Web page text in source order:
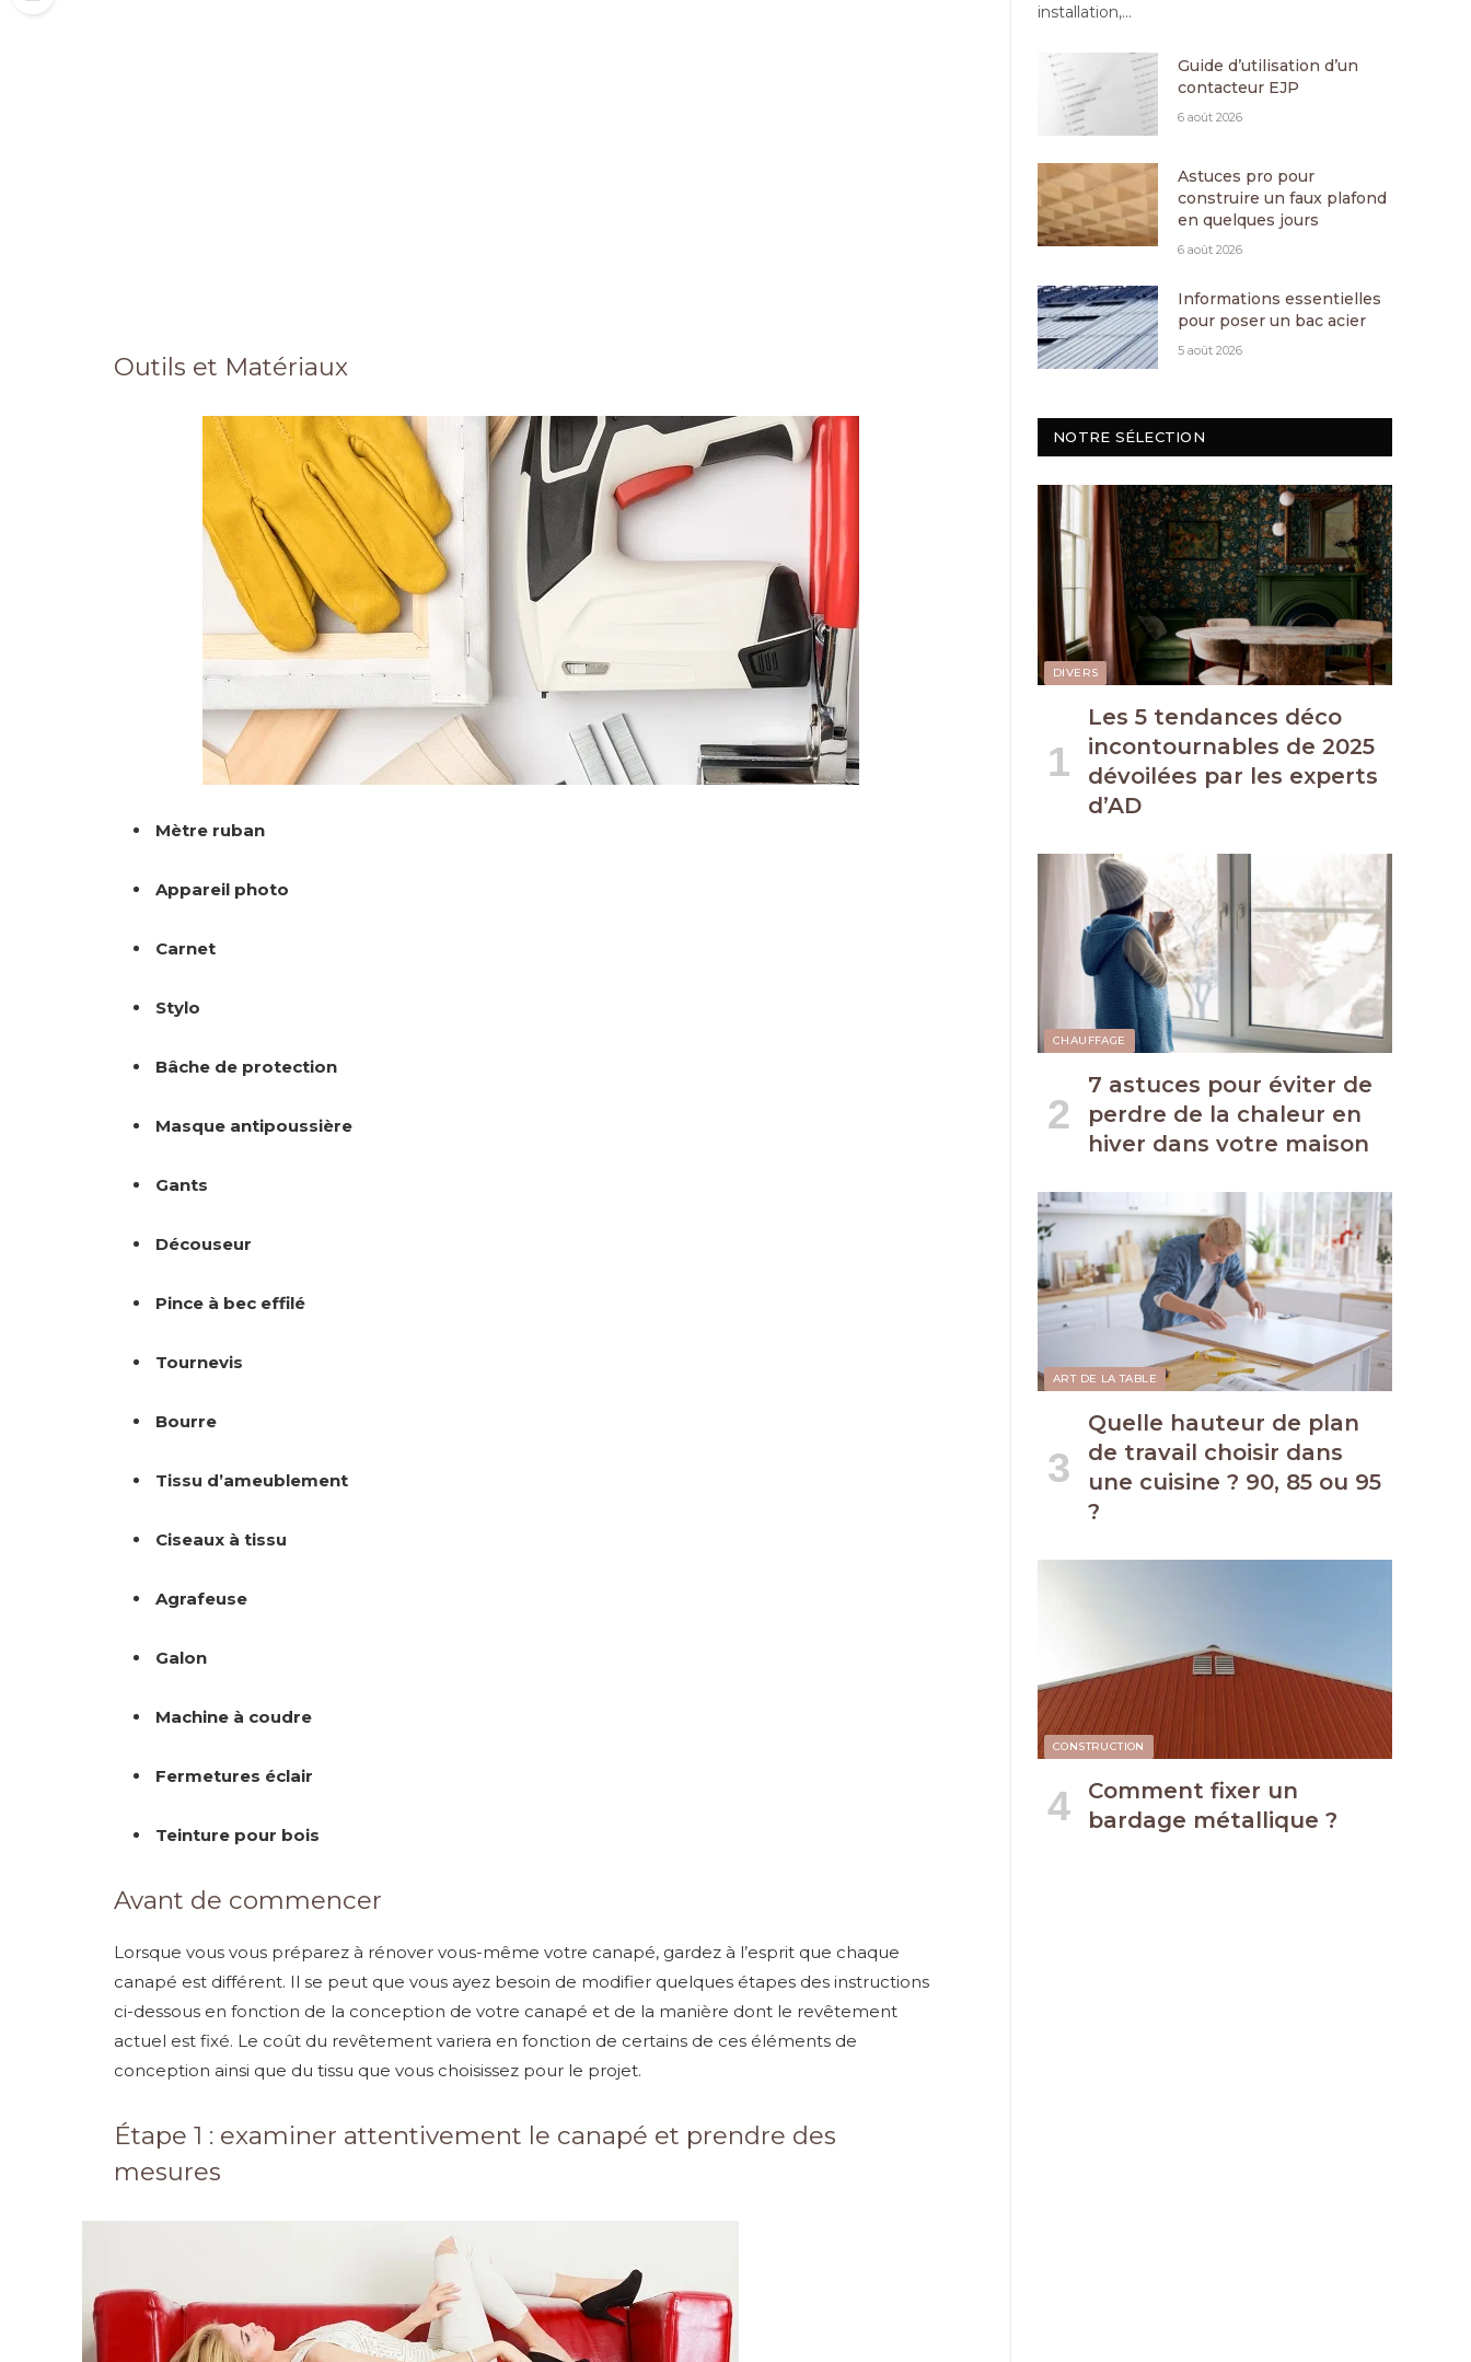
Outils et Matériaux
Mètre ruban
Appareil photo
Carnet
Stylo
Bâche de protection
Masque antipoussière
Gants
Découseur
Pince à bec effilé
Tournevis
Bourre
Tissu d’ameublement
Ciseaux à tissu
Agrafeuse
Galon
Machine à coudre
Fermetures éclair
Teinture pour bois
Avant de commencer
Lorsque vous vous préparez à rénover vous-même votre canapé, gardez à l’esprit que chaque
canapé est différent. Il se peut que vous ayez besoin de modifier quelques étapes des instructions
ci-dessous en fonction de la conception de votre canapé et de la manière dont le revêtement
actuel est fixé. Le coût du revêtement variera en fonction de certains de ces éléments de
conception ainsi que du tissu que vous choisissez pour le projet.
Étape 1 : examiner attentivement le canapé et prendre des
mesures
installation,…
Guide d’utilisation d’un
contacteur EJP
6 août 2026
Astuces pro pour
construire un faux plafond
en quelques jours
6 août 2026
Informations essentielles
pour poser un bac acier
5 août 2026
NOTRE SÉLECTION
DIVERS
Les 5 tendances déco
incontournables de 2025
dévoilées par les experts
d’AD
CHAUFFAGE
7 astuces pour éviter de
perdre de la chaleur en
hiver dans votre maison
ART DE LA TABLE
Quelle hauteur de plan
de travail choisir dans
une cuisine ? 90, 85 ou 95
?
CONSTRUCTION
Comment fixer un
bardage métallique ?